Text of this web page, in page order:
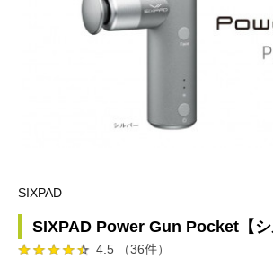
SIXPAD
SIXPAD Power Gun Pocket【シ
4.5 （36件）